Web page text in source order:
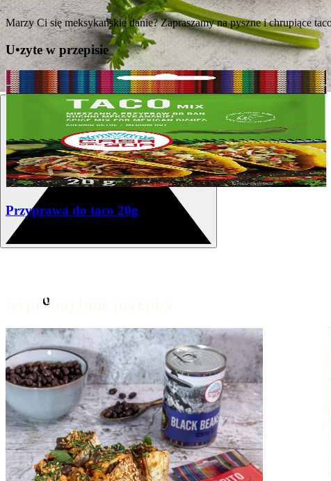
Taco z guacamole i krewetkami Sprawdź składniki
Marzy Ci się meksykańskie danie? Zapraszamy na pyszne i chrupiące
U•zyte w przepisie
o